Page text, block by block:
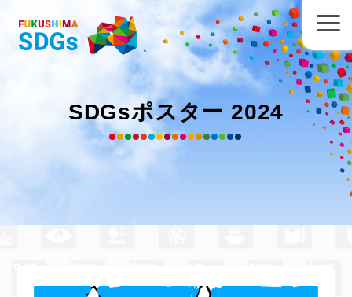
SDGsポスター 2024